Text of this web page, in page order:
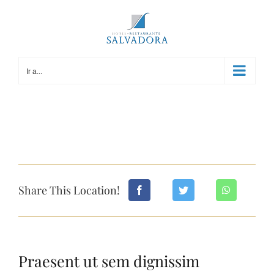
Ir a...
Share This Location!
Praesent ut sem dignissim